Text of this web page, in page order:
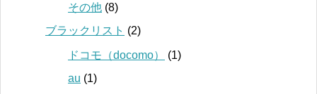
その他 (8)
ブラックリスト (2)
ドコモ（docomo）
(1)
au (1)